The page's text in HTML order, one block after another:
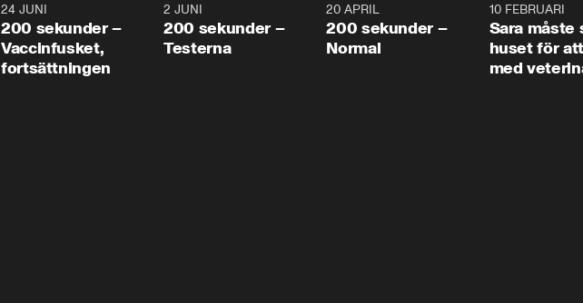
5:00
24 JUNI
200 sekunder –
Vaccinfusket,
fortsättningen
4:23
2 JUNI
200 sekunder –
Testerna
20 APRIL
200 sekunder –
Normal
10 FEBRUARI
Sara måste
huset för
med